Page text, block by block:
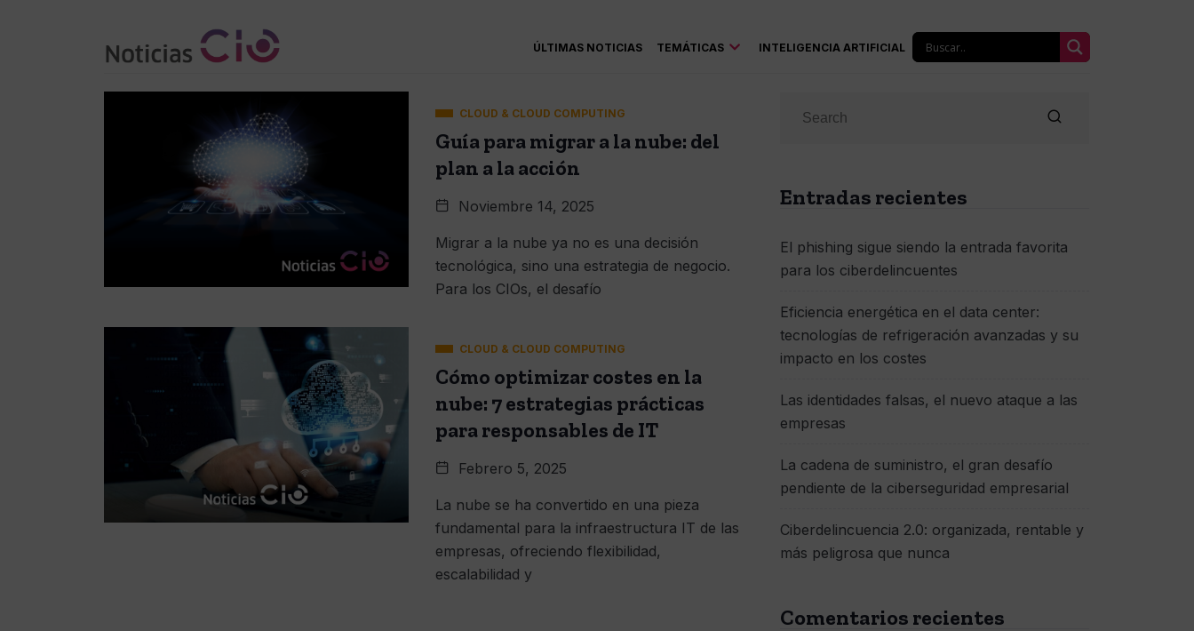
ÚLTIMAS NOTICIAS TEMÁTICAS INTELIGENCIA ARTIFICIAL
CLOUD & CLOUD COMPUTING
Guía para migrar a la nube: del
plan a la acción
Noviembre 14, 2025
Migrar a la nube ya no es una decisión
tecnológica, sino una estrategia de negocio.
Para los CIOs, el desafío
CLOUD & CLOUD COMPUTING
Cómo optimizar costes en la
nube: 7 estrategias prácticas
para responsables de IT
Febrero 5, 2025
La nube se ha convertido en una pieza
fundamental para la infraestructura IT de las
empresas, ofreciendo flexibilidad,
escalabilidad y
Entradas recientes
El phishing sigue siendo la entrada favorita
para los ciberdelincuentes
Eficiencia energética en el data center:
tecnologías de refrigeración avanzadas y su
impacto en los costes
Las identidades falsas, el nuevo ataque a las
empresas
La cadena de suministro, el gran desafío
pendiente de la ciberseguridad empresarial
Ciberdelincuencia 2.0: organizada, rentable y
más peligrosa que nunca
Comentarios recientes